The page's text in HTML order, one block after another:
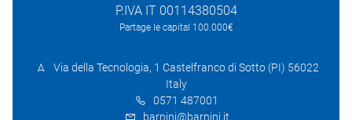
P.IVA IT 00114380504
Partage le capital 100.000€
Via della Tecnologia, 1 Castelfranco di Sotto (PI) 56022
Italy
0571 487001
barnini@barnini.it